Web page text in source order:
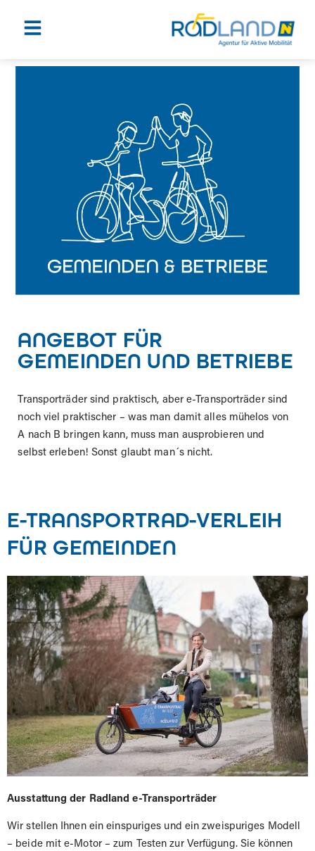
ANGEBOT FÜR
GEMEINDEN UND BETRIEBE
Transporträder sind praktisch, aber e-Transporträder sind
noch viel praktischer – was man damit alles mühelos von
A nach B bringen kann, muss man ausprobieren und
selbst erleben! Sonst glaubt man´s nicht.
E-TRANSPORTRAD-VERLEIH
FÜR GEMEINDEN
Ausstattung der Radland e-Transporträder
Wir stellen Ihnen ein einspuriges und ein zweispuriges Modell
– beide mit e-Motor – zum Testen zur Verfügung. Sie können